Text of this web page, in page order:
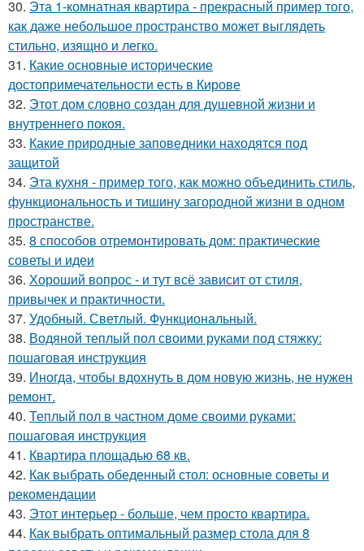
30. Эта 1-комнатная квартира - прекрасный пример того,
как даже небольшое пространство может выглядеть
стильно, изящно и легко.
31. Какие основные исторические
достопримечательности есть в Кирове
32. Этот дом словно создан для душевной жизни и
внутреннего покоя.
33. Какие природные заповедники находятся под
защитой
34. Эта кухня - пример того, как можно объединить стиль,
функциональность и тишину загородной жизни в одном
пространстве.
35. 8 способов отремонтировать дом: практические
советы и идеи
36. Хороший вопрос - и тут всё зависит от стиля,
привычек и практичности.
37. Удобный. Светлый. Функциональный.
38. Водяной теплый пол своими руками под стяжку:
пошаговая инструкция
39. Иногда, чтобы вдохнуть в дом новую жизнь, не нужен
ремонт.
40. Теплый пол в частном доме своими руками:
пошаговая инструкция
41. Квартира площадью 68 кв.
42. Как выбрать обеденный стол: основные советы и
рекомендации
43. Этот интерьер - больше, чем просто квартира.
44. Как выбрать оптимальный размер стола для 8